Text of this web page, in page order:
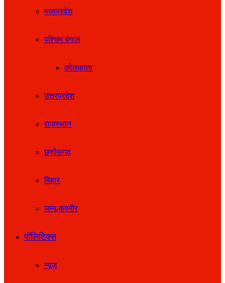
मध्यप्रदेश
पश्चिम बंगाल
कोलकाता
उत्तरप्रदेश
राजस्थान
छत्तीसगढ़
बिहार
जम्मू-कश्मीर
पॉलिटिक्स
न्यूज़